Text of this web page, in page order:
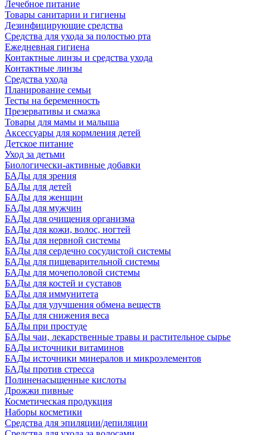
Лечебное питание
Товары санитарии и гигиены
Дезинфицирующие средства
Средства для ухода за полостью рта
Ежедневная гигиена
Контактные линзы и средства ухода
Контактные линзы
Средства ухода
Планирование семьи
Тесты на беременность
Презервативы и смазка
Товары для мамы и малыша
Аксессуары для кормления детей
Детское питание
Уход за детьми
Биологически-активные добавки
БАДы для зрения
БАДы для детей
БАДы для женщин
БАДы для мужчин
БАДы для очищения организма
БАДы для кожи, волос, ногтей
БАДы для нервной системы
БАДы для сердечно сосудистой системы
БАДы для пищеварительной системы
БАДы для мочеполовой системы
БАДы для костей и суставов
БАДы для иммунитета
БАДы для улучшения обмена веществ
БАДы для снижения веса
БАДы при простуде
БАДы чаи, лекарственные травы и растительное сырье
БАДы источники витаминов
БАДы источники минералов и микроэлементов
БАДы против стресса
Полиненасыщенные кислоты
Дрожжи пивные
Косметическая продукция
Наборы косметики
Средства для эпиляции/депиляции